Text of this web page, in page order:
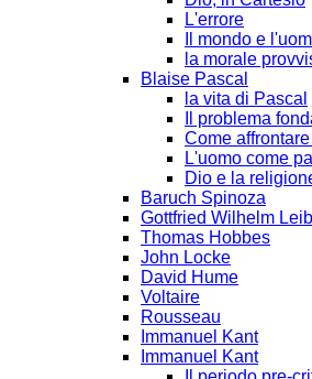
L'errore
Il mondo e
la morale
Blaise Pascal
la vita di Pascal
Il problema
Come
L'uomo come
Dio e la
Baruch Spinoza
Gottfried Wilhelm
Thomas Hobbes
John Locke
David Hume
Voltaire
Rousseau
Immanuel Kant
Immanuel Kant